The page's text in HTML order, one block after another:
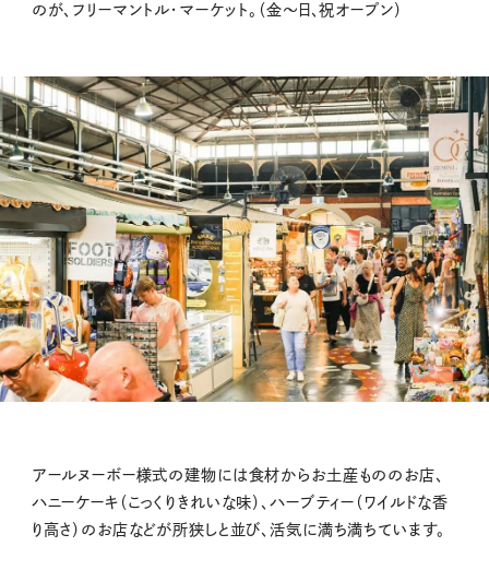
のが、フリーマントル・マーケット。（金〜日、祝オープン）
アールヌーボー様式の建物には食材からお土産もののお店、
ハニーケーキ（こっくりきれいな味）、ハーブティー（ワイルドな香
り高さ）のお店などが所狭しと並び、活気に満ち満ちています。